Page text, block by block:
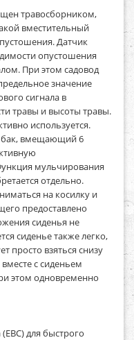
травосборником,
вместительный
Датчик
опустошения
При этом садовод
значение
сигнала в
травы и высоты травы.
используется.
бак, вмещающий 6
мульчирования
отдельно.
на косилку и
предоставлено
сиденья не
сиденье также легко,
просто взяться снизу
с сиденьем
этом одновременно
для быстрого